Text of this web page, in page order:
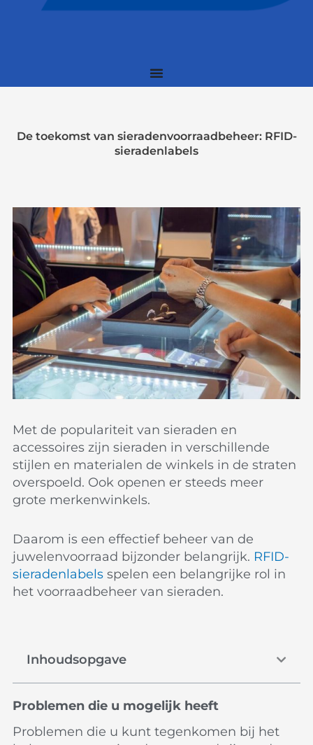
De toekomst van sieradenvoorraadbeheer: RFID-
sieradenlabels
Met de populariteit van sieraden en
accessoires zijn sieraden in verschillende
stijlen en materialen de winkels in de straten
overspoeld. Ook openen er steeds meer
grote merkenwinkels.
Daarom is een effectief beheer van de
juwelenvoorraad bijzonder belangrijk. RFID-
sieradenlabels spelen een belangrijke rol in
het voorraadbeheer van sieraden.
Inhoudsopgave
Problemen die u mogelijk heeft
Problemen die u kunt tegenkomen bij het